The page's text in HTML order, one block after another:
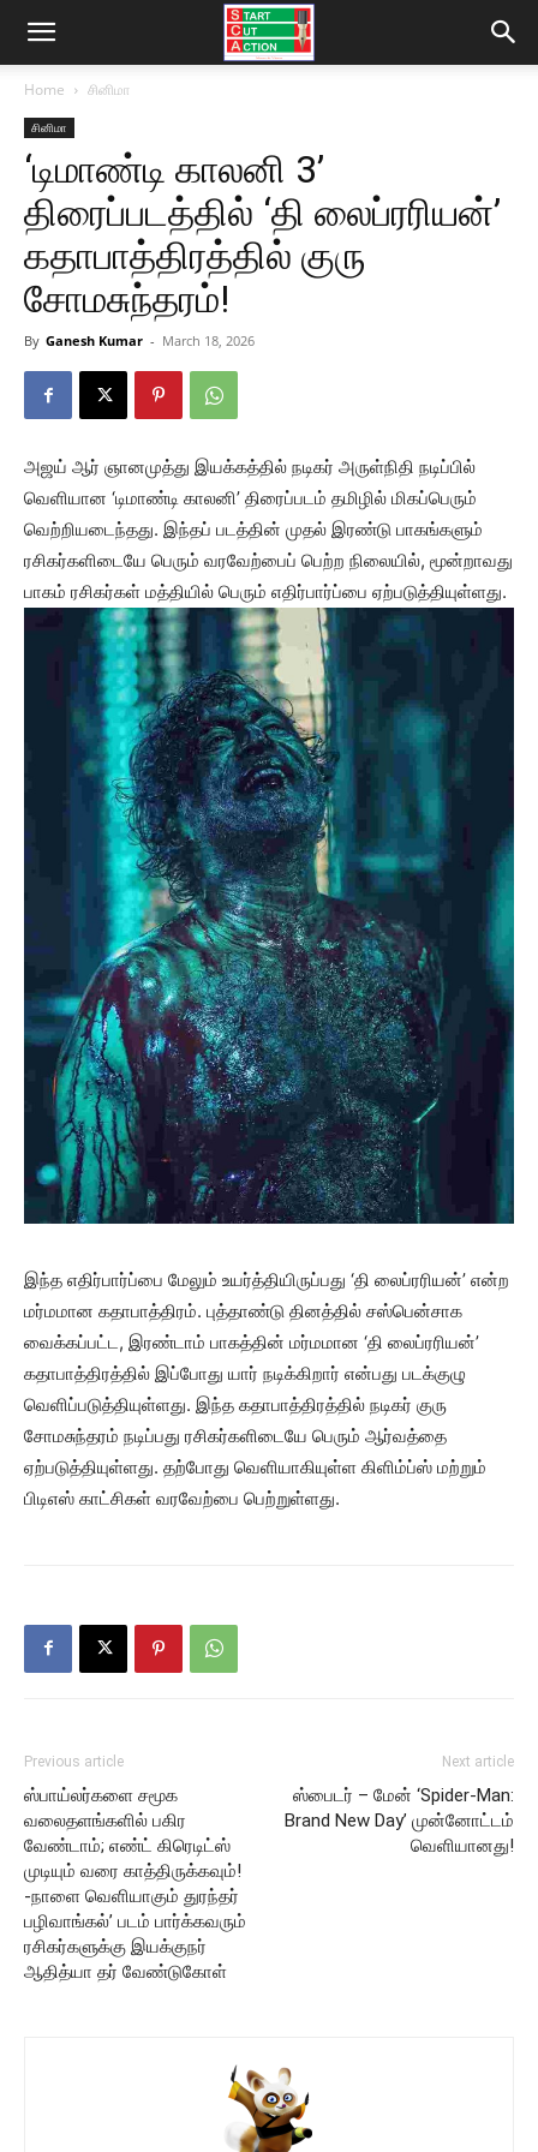
Home சினிமா
சினிமா
‘டிமாண்டி காலனி 3’
திரைப்படத்தில் ‘தி லைப்ரரியன்’
கதாபாத்திரத்தில் குரு
சோமசுந்தரம்!
By Ganesh Kumar - March 18, 2026
அஜய் ஆர் ஞானமுத்து இயக்கத்தில் நடிகர் அருள்நிதி நடிப்பில்
வெளியான ‘டிமாண்டி காலனி’ திரைப்படம் தமிழில் மிகப்பெரும்
வெற்றியடைந்தது. இந்தப் படத்தின் முதல் இரண்டு பாகங்களும்
ரசிகர்களிடையே பெரும் வரவேற்பைப் பெற்ற நிலையில், மூன்றாவது
பாகம் ரசிகர்கள் மத்தியில் பெரும் எதிர்பார்ப்பை ஏற்படுத்தியுள்ளது.
இந்த எதிர்பார்ப்பை மேலும் உயர்த்தியிருப்பது ‘தி லைப்ரரியன்’ என்ற
மர்மமான கதாபாத்திரம். புத்தாண்டு தினத்தில் சஸ்பென்சாக
வைக்கப்பட்ட, இரண்டாம் பாகத்தின் மர்மமான ‘தி லைப்ரரியன்’
கதாபாத்திரத்தில் இப்போது யார் நடிக்கிறார் என்பது படக்குழு
வெளிப்படுத்தியுள்ளது. இந்த கதாபாத்திரத்தில் நடிகர் குரு
சோமசுந்தரம் நடிப்பது ரசிகர்களிடையே பெரும் ஆர்வத்தை
ஏற்படுத்தியுள்ளது. தற்போது வெளியாகியுள்ள கிளிம்ப்ஸ் மற்றும்
பிடிஎஸ் காட்சிகள் வரவேற்பை பெற்றுள்ளது.
Previous article
ஸ்பாய்லர்களை சமூக
வலைதளங்களில் பகிர
வேண்டாம்; எண்ட் கிரெடிட்ஸ்
முடியும் வரை காத்திருக்கவும்!
-நாளை வெளியாகும் துரந்தர்
பழிவாங்கல்’ படம் பார்க்கவரும்
ரசிகர்களுக்கு இயக்குநர்
ஆதித்யா தர் வேண்டுகோள்
Next article
ஸ்பைடர் – மேன் ‘Spider-Man:
Brand New Day’ முன்னோட்டம்
வெளியானது!